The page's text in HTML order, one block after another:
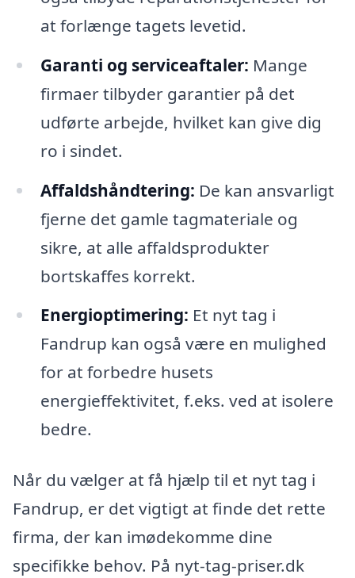
at forlænge tagets levetid.
Garanti og serviceaftaler: Mange
firmaer tilbyder garantier på det
udførte arbejde, hvilket kan give dig
ro i sindet.
Affaldshåndtering: De kan ansvarligt
fjerne det gamle tagmateriale og
sikre, at alle affaldsprodukter
bortskaffes korrekt.
Energioptimering: Et nyt tag i
Fandrup kan også være en mulighed
for at forbedre husets
energieffektivitet, f.eks. ved at isolere
bedre.
Når du vælger at få hjælp til et nyt tag i
Fandrup, er det vigtigt at finde det rette
firma, der kan imødekomme dine
specifikke behov. På nyt-tag-priser.dk